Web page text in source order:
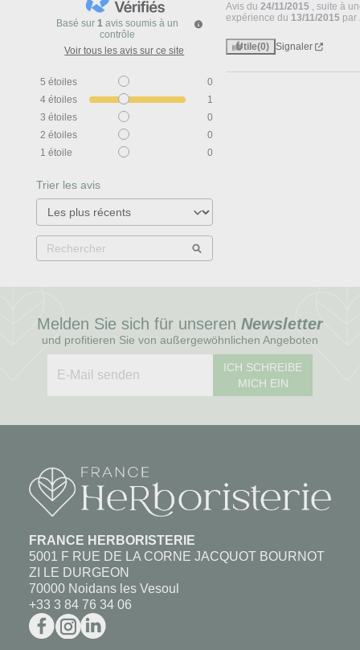
Basé sur 1 avis soumis à un
contrôle
Voir tous les avis sur ce site
5 étoiles
0
4 étoiles
1
3 étoiles
0
2 étoiles
0
1 étoile 0
Trier les avis
Avis du24/11/2015 , suite à
expérience du 13/11/2015 par
Utile(0) Signaler
Melden Sie sich für unseren Newsletter
und profitieren Sie von außergewöhnlichen Angeboten
ICH SCHREIBE
MICH EIN
FRANCE HERBORISTERIE
5001 F RUE DE LA CORNE JACQUOT BOURNOT
ZI LE DURGEON
70000 Noidans les Vesoul
+33 3 84 76 34 06